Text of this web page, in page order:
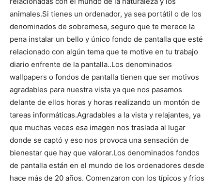
animales.Si tienes un ordenador, ya sea portátil o de los
denominados de sobremesa, seguro que te merece la
pena instalar un bello y único fondo de pantalla que esté
relacionado con algún tema que te motive en tu trabajo
diario enfrente de la pantalla..Los denominados
wallpapers o fondos de pantalla tienen que ser motivos
agradables para nuestra vista ya que nos pasamos
delante de ellos horas y horas realizando un montón de
tareas informáticas.Agradables a la vista y relajantes, ya
que muchas veces esa imagen nos traslada al lugar
donde se captó y eso nos provoca una sensación de
bienestar que hay que valorar.Los denominados fondos
de pantalla están en el mundo de los ordenadores desde
hace más de 20 años. Comenzaron con los típicos y frios